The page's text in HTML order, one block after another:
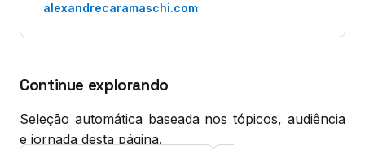
alexandrecaramaschi.com
Continue explorando
Seleção automática baseada nos tópicos, audiência
e jornada desta página.